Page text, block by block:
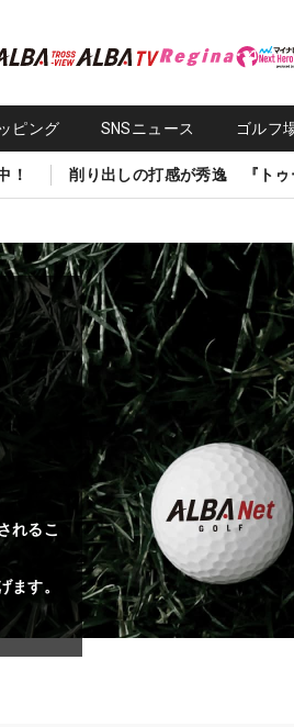
ピング SNSニュース ゴルフ
！ 削り出しの打感が秀逸 『トゥ
れるこ
ます。